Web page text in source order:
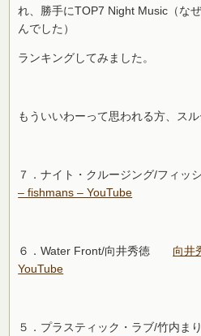
れ、勝手にTOP7 Night Music（な
んでした）
ランキングしてみました。
もういいわーって思われる方、スル
７．ナイト・クルージング/フィ
– fishmans – YouTube
６．Water Front/向井秀徳 向井
YouTube
５．プラスティック・ラブ/竹内